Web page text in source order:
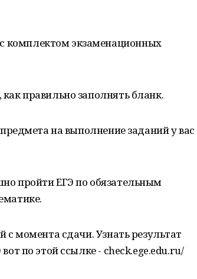
комплектом экзаменационных
правильно заполнять бланк.
на выполнение заданий у вас
пройти ЕГЭ по обязательным
с момента сдачи. Узнать результат
по этой ссылке - check.ege.edu.ru/